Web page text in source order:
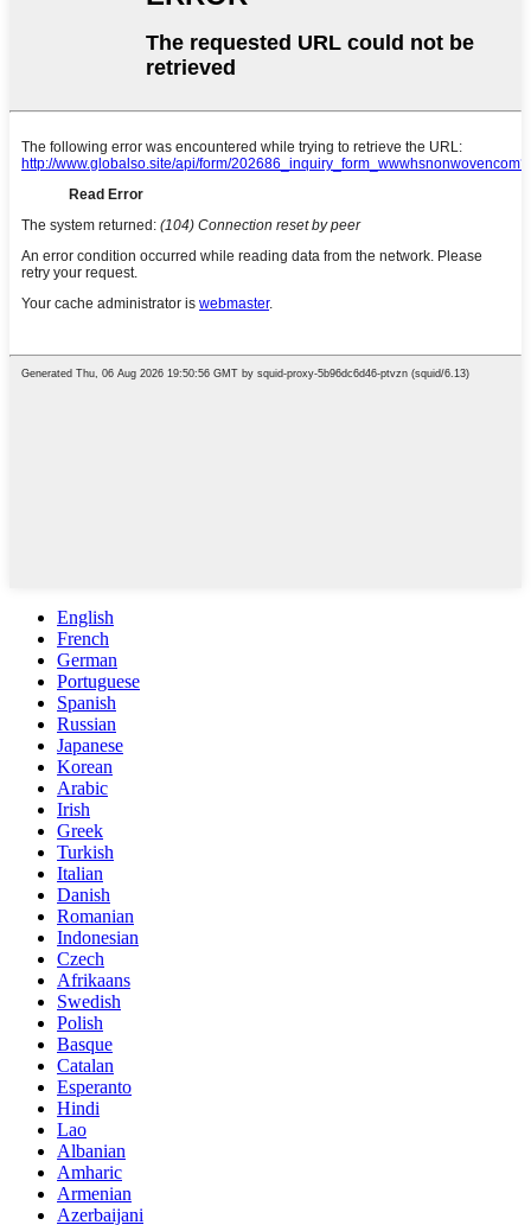
English
French
German
Portuguese
Spanish
Russian
Japanese
Korean
Arabic
Irish
Greek
Turkish
Italian
Danish
Romanian
Indonesian
Czech
Afrikaans
Swedish
Polish
Basque
Catalan
Esperanto
Hindi
Lao
Albanian
Amharic
Armenian
Azerbaijani